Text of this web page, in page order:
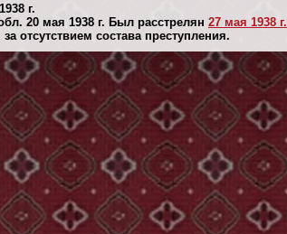
г.
20 мая 1938 г. Был расстрелян 27 мая 1938 г.
отсутствием состава преступления.